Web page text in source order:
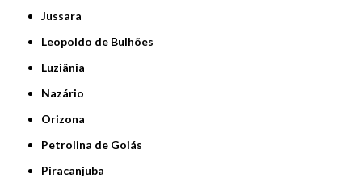
Jussara
Leopoldo de Bulhões
Luziânia
Nazário
Orizona
Petrolina de Goiás
Piracanjuba